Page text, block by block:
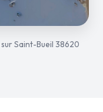
Saint-Bueil 38620